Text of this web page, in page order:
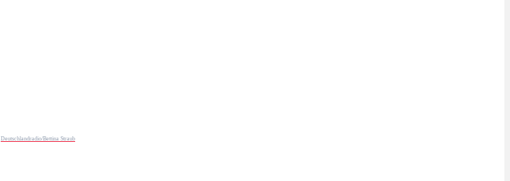
Deutschlandradio/Bettina Straub